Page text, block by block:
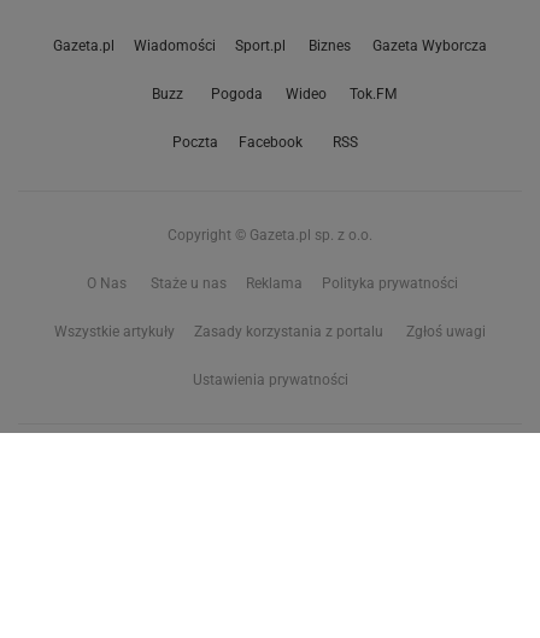
Gazeta.pl Wiadomości Sport.pl Biznes Gazeta Wyborcza
Buzz Pogoda Wideo Tok.FM
Poczta Facebook RSS
Copyright © Gazeta.pl sp. z o.o.
O Nas Staże u nas Reklama Polityka prywatności
Wszystkie artykuły Zasady korzystania z portalu Zgłoś uwagi
Ustawienia prywatności